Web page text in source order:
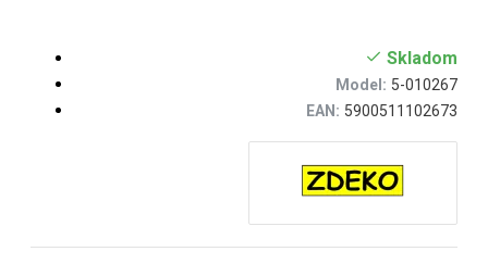
Skladom
Model: 5-010267
EAN: 5900511102673